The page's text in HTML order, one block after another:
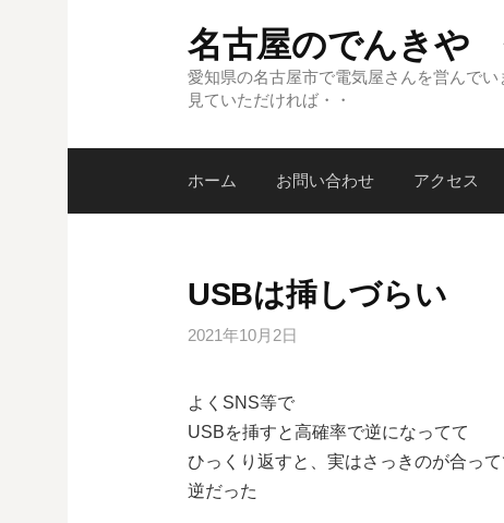
キ
名古屋のでんきや
愛知県の名古屋市で電気屋さんを営んで
見ていただければ・・
ホーム お問い合わせ アクセス
USBは挿しづらい
2021年10月2日
よくSNS等で
USBを挿すと高確率で逆になってて
ひっくり返すと、実はさっきのが合って
逆だった